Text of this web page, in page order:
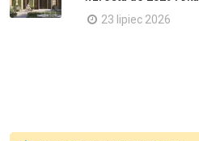
23 lipiec 2026